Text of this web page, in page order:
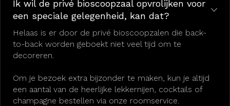
Ik wil de privé bioscoopzaal opvrolijken voor
een speciale gelegenheid, kan dat?
Helaas is er door de privé bioscoopzalen die back-
to-back worden geboekt niet veel tijd om te
decoreren.
Om je bezoek extra bijzonder te maken, kun je altijd
een aantal van de heerlijke lekkernijen, cocktails of
champagne bestellen via onze roomservice.